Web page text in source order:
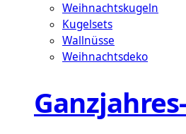
Weihnachtskugeln
Kugelsets
Wallnüsse
Weihnachtsdeko